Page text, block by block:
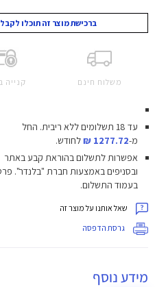
ברכישת מוצר זה תוכלו לקבל עד 22,999 נקודות
משלוח חינם קנייה
עד 18 תשלומים ללא ריבית.
החל
מ-1277.72 ₪
לחודש.
אפשרות לתשלום בהוראת קבע באתר
ובסניפים באמצעות חברת "בלנדר".
בעמוד התשלום.
שאל אותנו על מוצר זה
גרסת הדפסה
מידע נוסף